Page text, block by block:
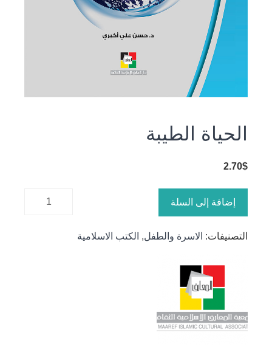
الحياة الطيبة
2.70$
إضافة إلى السلة
التصنيفات: الاسرة والطفل, الكتب الاسلامية